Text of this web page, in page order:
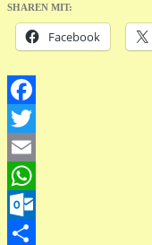
SHAREN MIT:
Facebook
Facebook
Twitter
Email
WhatsApp
Outlook.com